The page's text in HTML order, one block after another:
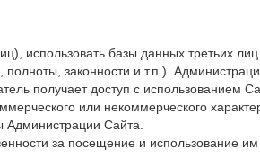
использовать базы данных третьих
законности и т.п.).
получает доступ с использованием
или некоммерческого
Администрации Сайта.
за посещение и использование